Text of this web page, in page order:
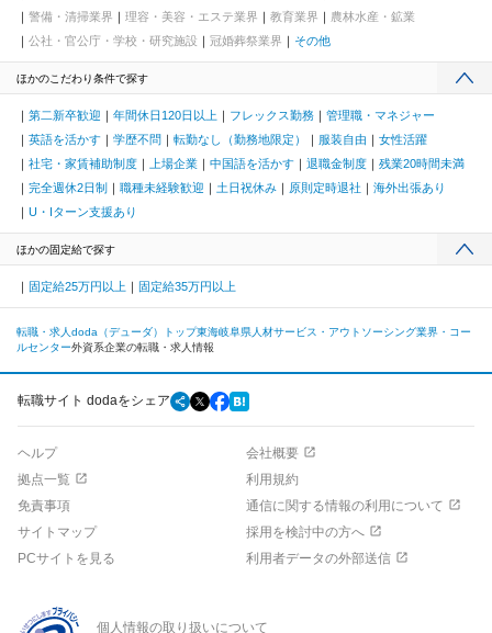
警備・清掃業界
理容・美容・エステ業界 教育業界
農林水産・鉱業
公社・官公庁・学校・研究施設
冠婚葬祭業界 その他
ほかのこだわり条件で探す
第二新卒歓迎 年間休日120日以上 フレックス勤務
管理職・マネジャー
英語を活かす
学歴不問 転勤なし（勤務地限定） 服装自由
女性活躍
社宅・家賃補助制度
上場企業 中国語を活かす 退職金制度
残業20時間未満
完全週休2日制
職種未経験歓迎 土日祝休み 原則定時退社
海外出張あり
U・Iターン支援あり
ほかの固定給で探す
固定給25万円以上 固定給35万円以上
転職・求人doda（デューダ）トップ東海岐阜県人材サービス・アウトソーシング業界・コー
ルセンター外資系企業の転職・求人情報
転職サイト dodaをシェア
ヘルプ
会社概要
拠点一覧
利用規約
免責事項
通信に関する情報の利用について
サイトマップ
採用を検討中の方へ
PCサイトを見る
利用者データの外部送信
個人情報の取り扱いについて